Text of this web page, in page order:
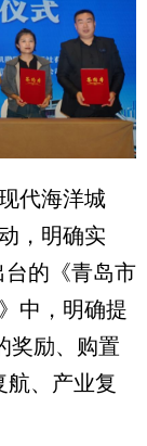
代海洋城
，明确实
台的《青岛市
中，明确提
奖励、购置
航、产业复